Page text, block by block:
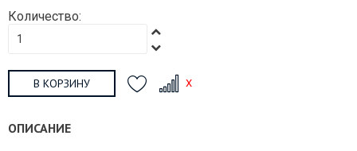
Количество:
В КОРЗИНУ
ОПИСАНИЕ